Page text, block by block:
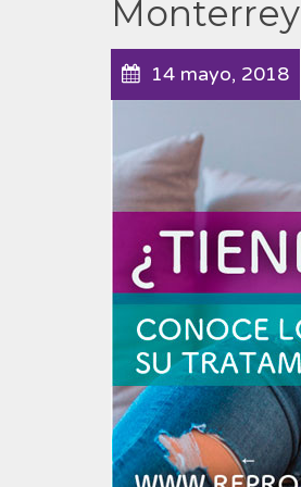
Monterrey
14 mayo, 2018